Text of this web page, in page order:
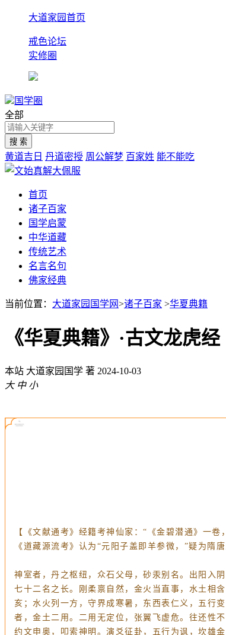
大道家园首页
戒色论坛
实修圈
国学圈
全部
黄道吉日 丹道密授 周公解梦 百家姓 能不能吃
首页
诸子百家
国学启蒙
中华道藏
传统艺术
名言名句
佛家经典
当前位置： 大道家园国学网>诸子百家 >华夏典籍
《华夏典籍》·古文龙虎经
本站 大道家园国学 著 2024-10-03
大 中 小
【《文献通考》经籍考神仙家：“《金碧潜通》一
《道藏源流考》认为“元阳子盖即羊参微，”疑为隋
神室者，丹之枢纽，众石父母，砂汞别名。出阳入
七十二名之长。刚柔禀自然，金火当直事，水土相
亥；水火列一方，守界成寒暑，东西表仁义，五行
者，金土二用。二用无定位，张翼飞虚危。往还性
约文申奥，叩索神明。演爻征卦，五行为讽，坎雄